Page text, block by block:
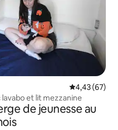
Note
4,43 (67)
et lit mezzanine
de jeunesse au